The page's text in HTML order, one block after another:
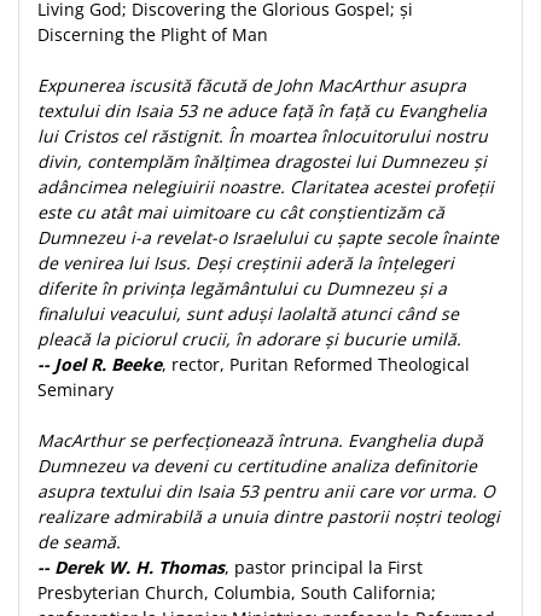
Living God; Discovering the Glorious Gospel; și
Discerning the Plight of Man
Expunerea iscusită făcută de John MacArthur asupra
textului din Isaia 53 ne aduce față în față cu Evanghelia
lui Cristos cel răstignit. În moartea înlocuitorului nostru
divin, contemplăm înălțimea dragostei lui Dumnezeu și
adâncimea nelegiuirii noastre. Claritatea acestei profeții
este cu atât mai uimitoare cu cât conștientizăm că
Dumnezeu i-a revelat-o Israelului cu șapte secole înainte
de venirea lui Isus. Deși creștinii aderă la înțelegeri
diferite în privința legământului cu Dumnezeu și a
finalului veacului, sunt aduși laolaltă atunci când se
pleacă la piciorul crucii, în adorare și bucurie umilă.
-- Joel R. Beeke, rector, Puritan Reformed Theological
Seminary
MacArthur se perfecționează întruna. Evanghelia după
Dumnezeu va deveni cu certitudine analiza definitorie
asupra textului din Isaia 53 pentru anii care vor urma. O
realizare admirabilă a unuia dintre pastorii noștri teologi
de seamă.
-- Derek W. H. Thomas, pastor principal la First
Presbyterian Church, Columbia, South California;